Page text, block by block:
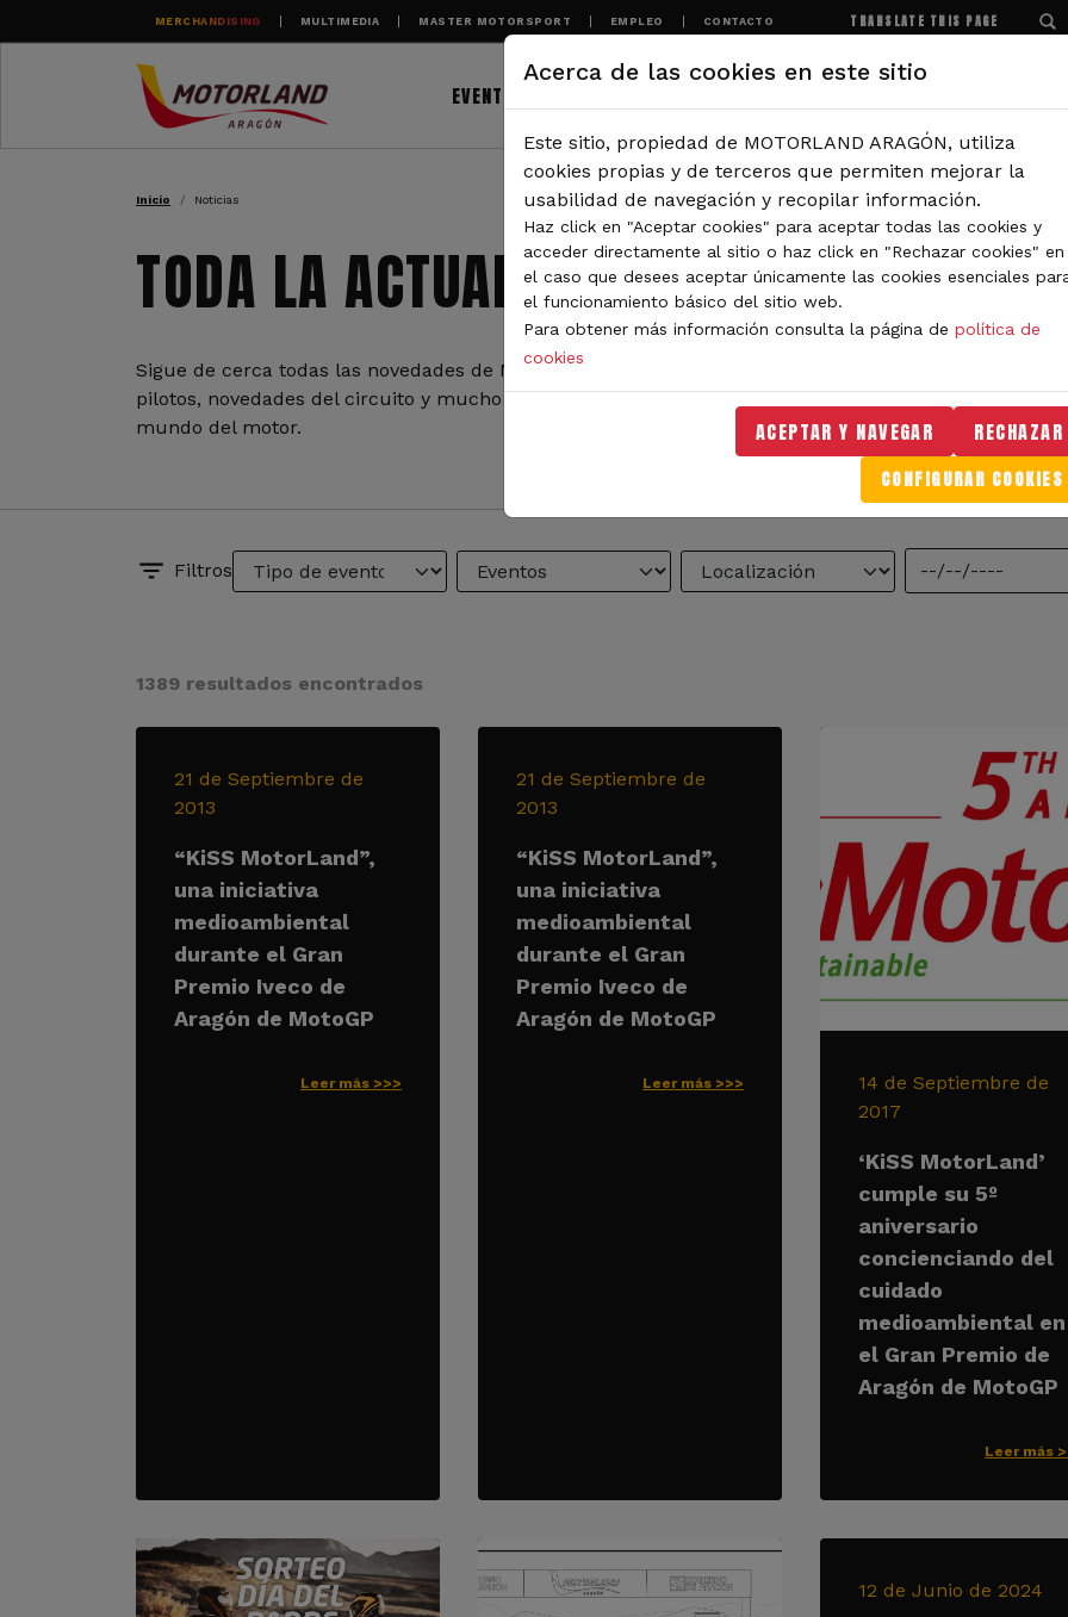
Pasar al contenido principal
MERCHANDISING MULTIMEDIA MASTER MOTORSPORT EMPLEO CONTACTO TRANSLATE THIS PAGE
EVENTOS
RUTA DE NAVEGACIÓN
Inicio Noticias
TODA LA ACTUALIDAD DE MOTORLAND
Sigue de cerca todas las novedades de MotorLand Aragón. Aquí encontrarás noticias sobre eventos,
pilotos, novedades del circuito y mucho más. Filtra por categoría o tipo de contenido y no te pierdas
mundo del motor.
Filtros
1389 resultados encontrados
21 de Septiembre de
2013
“KiSS MotorLand”,
una iniciativa
medioambiental
durante el Gran
Premio Iveco de
Aragón de MotoGP
Leer más >>>
21 de Septiembre de
2013
“KiSS MotorLand”,
una iniciativa
medioambiental
durante el Gran
Premio Iveco de
Aragón de MotoGP
Leer más >>>
14 de Septiembre de
2017
‘KiSS MotorLand’
cumple su 5º
aniversario
concienciando del
cuidado
medioambiental en
el Gran Premio de
Aragón de MotoGP
Leer más
12 de Junio de 2024
Acerca de las cookies en este sitio
Este sitio, propiedad de MOTORLAND ARAGÓN, utiliza
cookies propias y de terceros que permiten mejorar la
usabilidad de navegación y recopilar información.
Haz click en "Aceptar cookies" para aceptar todas las cookies y
acceder directamente al sitio o haz click en "Rechazar cookies" en
el caso que desees aceptar únicamente las cookies esenciales
el funcionamiento básico del sitio web.
Para obtener más información consulta la página de política de
cookies
ACEPTAR Y NAVEGAR RECHAZAR
CONFIGURAR COOKIES